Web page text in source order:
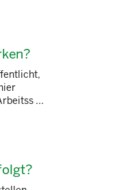
...